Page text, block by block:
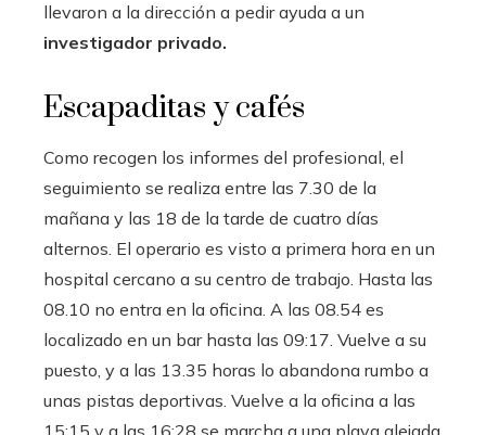
llevaron a la dirección a pedir ayuda a un
investigador privado.
Escapaditas y cafés
Como recogen los informes del profesional, el
seguimiento se realiza entre las 7.30 de la
mañana y las 18 de la tarde de cuatro días
alternos. El operario es visto a primera hora en un
hospital cercano a su centro de trabajo. Hasta las
08.10 no entra en la oficina. A las 08.54 es
localizado en un bar hasta las 09:17. Vuelve a su
puesto, y a las 13.35 horas lo abandona rumbo a
unas pistas deportivas. Vuelve a la oficina a las